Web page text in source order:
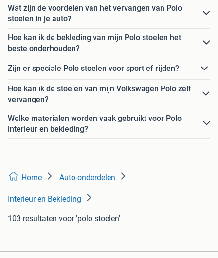
Wat zijn de voordelen van het vervangen van Polo
stoelen in je auto?
Hoe kan ik de bekleding van mijn Polo stoelen het
beste onderhouden?
Zijn er speciale Polo stoelen voor sportief rijden?
Hoe kan ik de stoelen van mijn Volkswagen Polo zelf
vervangen?
Welke materialen worden vaak gebruikt voor Polo
interieur en bekleding?
Home Auto-onderdelen
Interieur en Bekleding
103 resultaten voor 'polo stoelen'